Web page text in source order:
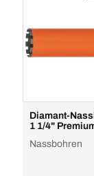
Diamant-
1 1/4"
Nassbohren